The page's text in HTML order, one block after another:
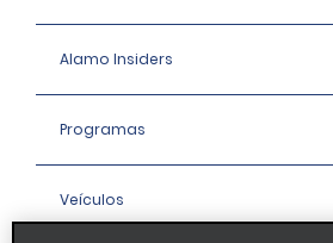
Alamo Insiders
Programas
Veículos